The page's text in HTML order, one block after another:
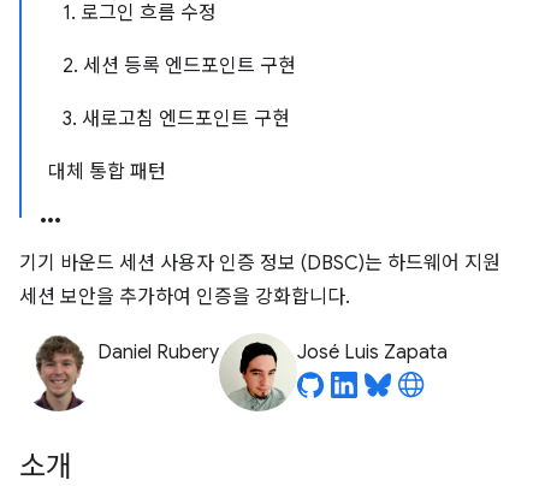
1. 로그인 흐름 수정
2. 세션 등록 엔드포인트 구현
3. 새로고침 엔드포인트 구현
대체 통합 패턴
기기 바운드 세션 사용자 인증 정보 (DBSC)는 하드웨어 지원
세션 보안을 추가하여 인증을 강화합니다.
Daniel Rubery José Luis Zapata
소개